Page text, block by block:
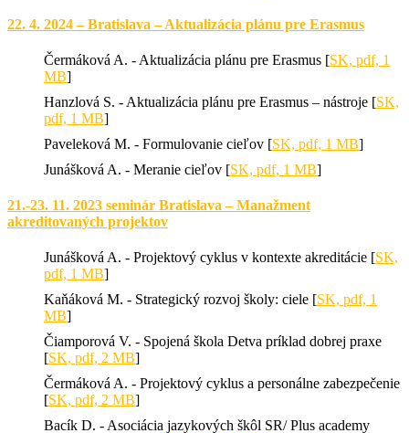
22. 4. 2024 – Bratislava – Aktualizácia plánu pre Erasmus
Čermáková A. - Aktualizácia plánu pre Erasmus [SK, pdf, 1
MB]
Hanzlová S. - Aktualizácia plánu pre Erasmus – nástroje [SK,
pdf, 1 MB]
Paveleková M. - Formulovanie cieľov [SK, pdf, 1 MB]
Junášková A. - Meranie cieľov [SK, pdf, 1 MB]
21.-23. 11. 2023 seminár Bratislava – Manažment
akreditovaných projektov
Junášková A. - Projektový cyklus v kontexte akreditácie [SK,
pdf, 1 MB]
Kaňáková M. - Strategický rozvoj školy: ciele [SK, pdf, 1
MB]
Čiamporová V. - Spojená škola Detva príklad dobrej praxe
[SK, pdf, 2 MB]
Čermáková A. - Projektový cyklus a personálne zabezpečenie
[SK, pdf, 2 MB]
Bacík D. - Asociácia jazykových škôl SR/ Plus academy